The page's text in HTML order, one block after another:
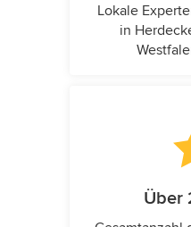
Lokale
in
Über